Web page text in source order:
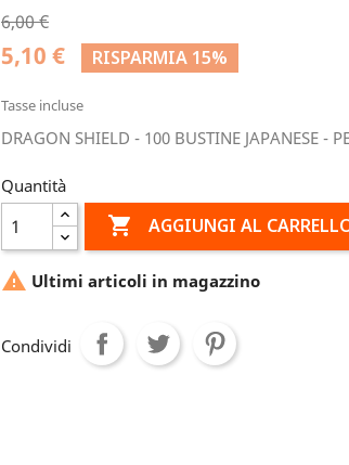
6,00 €
5,10 € RISPARMIA 15%
Tasse incluse
DRAGON SHIELD - 100 BUSTINE JAPANESE -
Quantità
 AGGIUNGI AL
 Ultimi articoli in magazzino
Condividi